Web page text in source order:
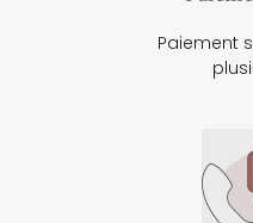
Paiement